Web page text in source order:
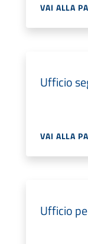
VAI ALLA
Ufficio
VAI ALLA
Ufficio